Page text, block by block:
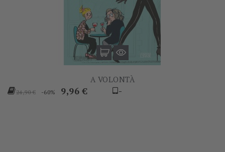
A VOLONTÀ
Prezzo
24,90 € -60% Prezzo
9,96 € -